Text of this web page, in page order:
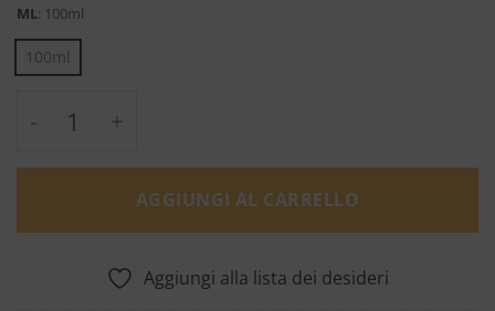
ML: 100ml
100ml
Radical Rose - Extrait de Parfum - Matiere
AGGIUNGI AL CARRELLO
Aggiungi alla lista dei desideri